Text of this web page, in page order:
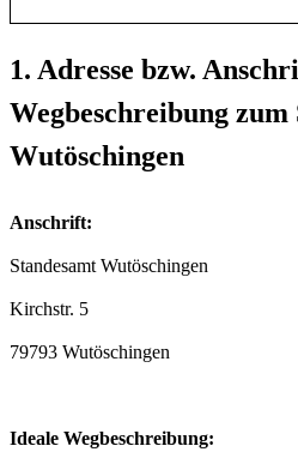
1. Adresse bzw.
Wegbeschreibung zum
Wutöschingen
Anschrift:
Standesamt Wutöschingen
79793 Wutöschingen
Ideale Wegbeschreibung: